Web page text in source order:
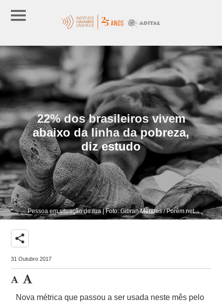
22% dos brasileiros vivem
abaixo da linha da pobreza,
diz estudo
Pessoa em situação de rua | Foto: Gibran Mendes / Porém.net
share
31 Outubro 2017
Nova métrica que passou a ser usada neste mês pelo